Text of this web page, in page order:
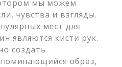
мы можем
чувства и взгляды.
мест для
являются кисти рук.
создать
образ,